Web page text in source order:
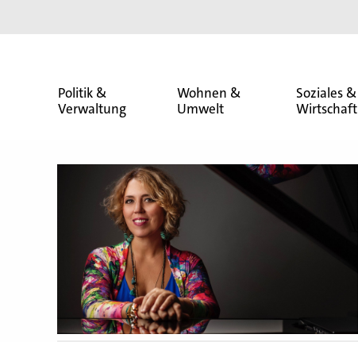
Politik &
Verwaltung
Wohnen &
Umwelt
Soziales &
Wirtschaft